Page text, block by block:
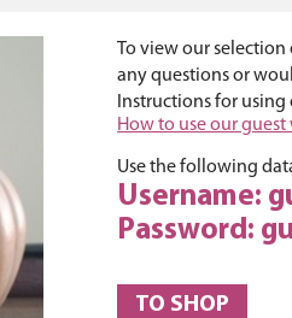
To view our
any questions or
Instructions for
How to use our
Use the following
Username:
Password:
TO SHOP